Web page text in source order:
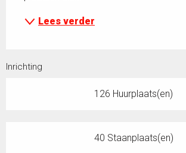
Lees verder
Inrichting
126 Huurplaats(en)
40 Staanplaats(en)